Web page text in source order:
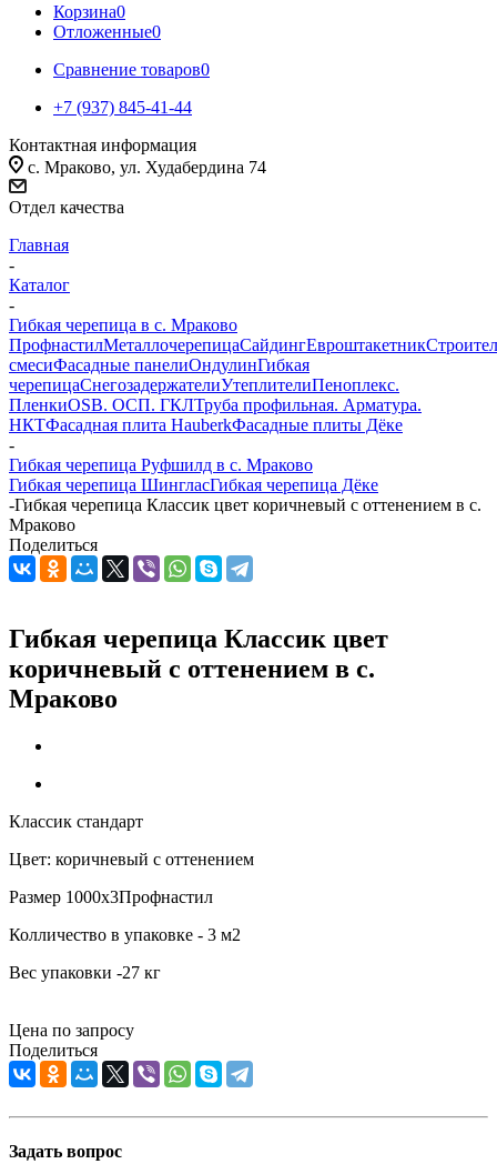
Корзина0
Отложенные0
Сравнение товаров0
+7 (937) 845-41-44
Контактная информация
с. Мраково, ул. Худабердина 74
Отдел качества
Главная
-
Каталог
-
Гибкая черепица в c. Мраково
ПрофнастилМеталлочерепицаСайдингЕвроштакетник
смесиФасадные панелиОндулинГибкая
черепицаСнегозадержателиУтеплителиПеноплекс.
ПленкиOSB. ОСП. ГКЛТруба профильная. Арматура.
НКТФасадная плита HauberkФасадные плиты Дёке
-
Гибкая черепица Руфшилд в c. Мраково
Гибкая черепица ШингласГибкая черепица Дёке
-Гибкая черепица Классик цвет коричневый с оттенением в c.
Мраково
Поделиться
Гибкая черепица Классик цвет
коричневый с оттенением в c.
Мраково
Классик стандарт
Цвет: коричневый с оттенением
Размер 1000х3Профнастил
Колличество в упаковке - 3 м2
Вес упаковки -27 кг
Цена по запросу
Поделиться
Задать вопрос